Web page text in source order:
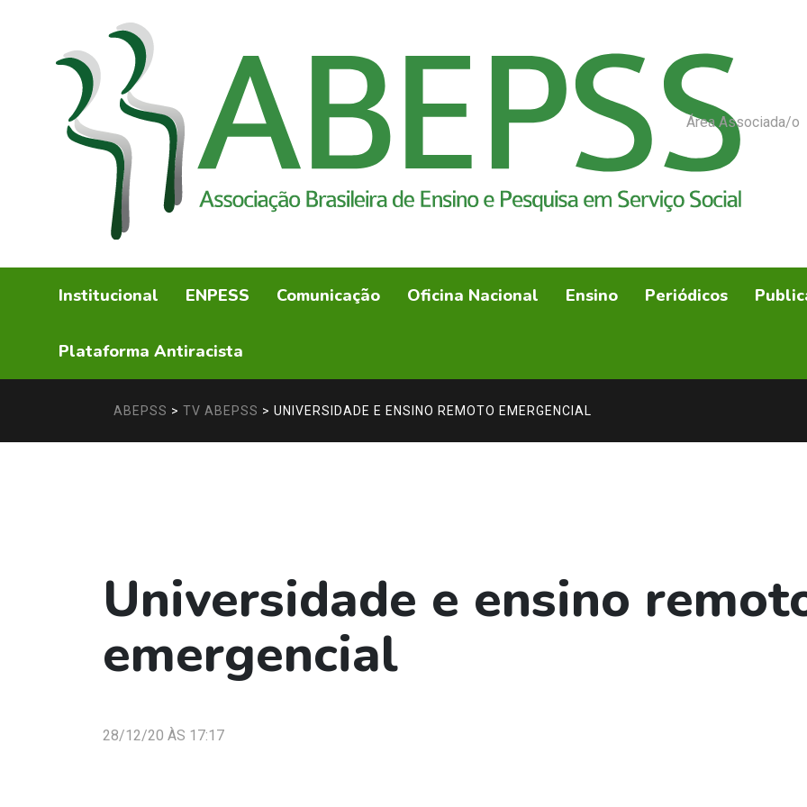
Área Associada/o
Institucional ENPESS Comunicação Oficina Nacional Ensino Periódicos
Plataforma Antiracista
ABEPSS > TV ABEPSS > UNIVERSIDADE E ENSINO REMOTO EMERGENCIAL
Universidade e ensino
emergencial
28/12/20 ÀS 17:17